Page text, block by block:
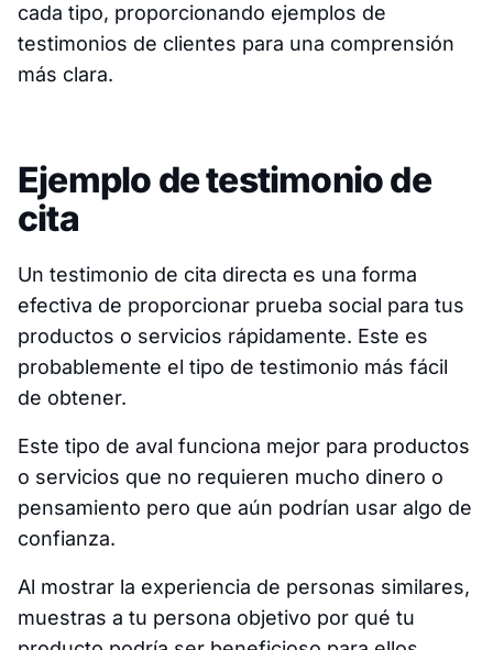
cada tipo, proporcionando ejemplos de
testimonios de clientes para una comprensión
más clara.
Ejemplo de testimonio de
cita
Un testimonio de cita directa es una forma
efectiva de proporcionar prueba social para tus
productos o servicios rápidamente. Este es
probablemente el tipo de testimonio más fácil
de obtener.
Este tipo de aval funciona mejor para productos
o servicios que no requieren mucho dinero o
pensamiento pero que aún podrían usar algo de
confianza.
Al mostrar la experiencia de personas similares,
muestras a tu persona objetivo por qué tu